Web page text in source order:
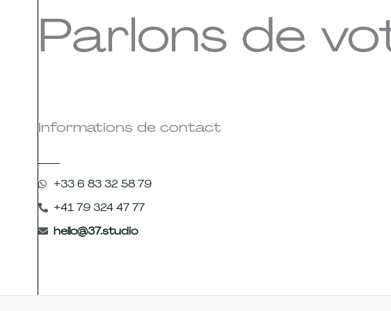
Parlons de
Informations de contact
+33 6 83 32 58 79
+41 79 324 47 77
hello@37.studio